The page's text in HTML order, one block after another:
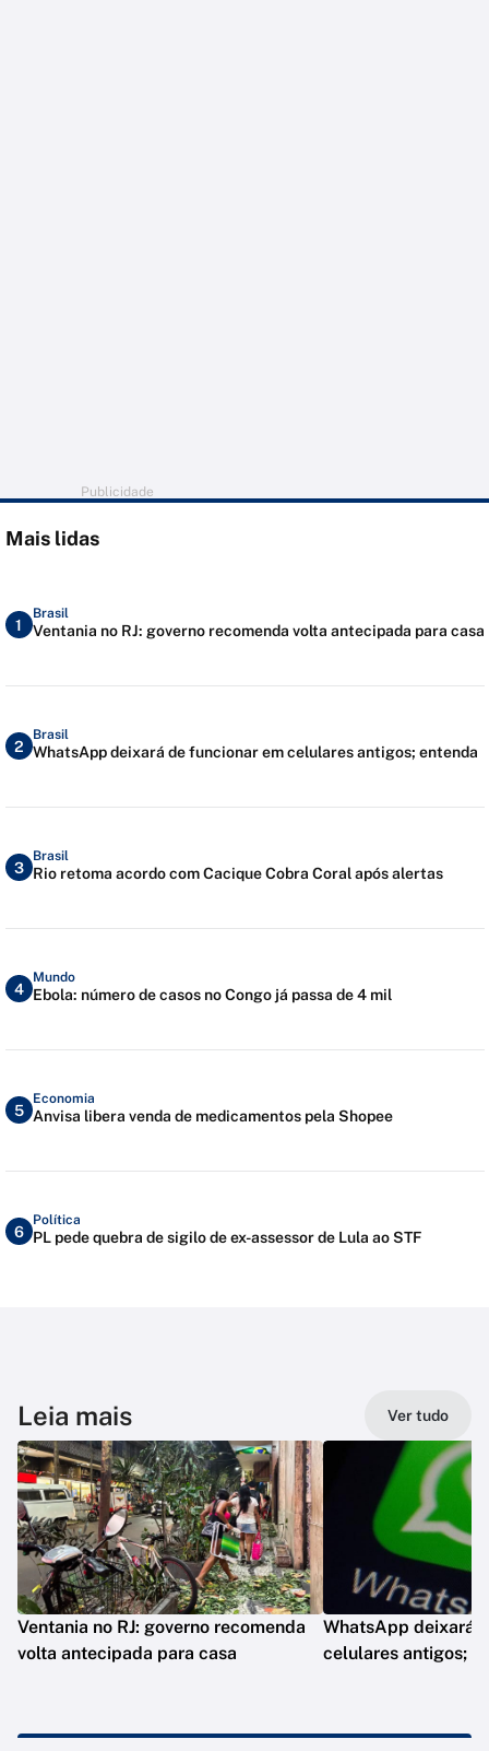
Publicidade
Mais lidas
1
Brasil
Ventania no RJ: governo recomenda volta antecipada para casa
2
Brasil
WhatsApp deixará de funcionar em celulares antigos; entenda
3
Brasil
Rio retoma acordo com Cacique Cobra Coral após alertas
4
Mundo
Ebola: número de casos no Congo já passa de 4 mil
5
Economia
Anvisa libera venda de medicamentos pela Shopee
6
Política
PL pede quebra de sigilo de ex-assessor de Lula ao STF
Leia mais Ver tudo
Ventania no RJ: governo recomenda
volta antecipada para casa
WhatsApp deixará
celulares antigos;